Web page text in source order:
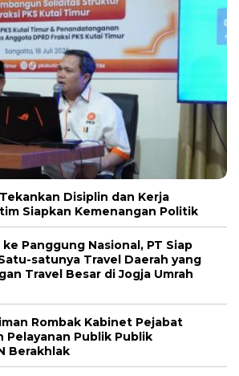
Disiplin dan Kerja
Siapkan Kemenangan Politik
Panggung Nasional, PT Siap
satunya Travel Daerah yang
Travel Besar di Jogja Umrah
Rombak Kabinet Pejabat
Pelayanan Publik Publik
Berakhlak